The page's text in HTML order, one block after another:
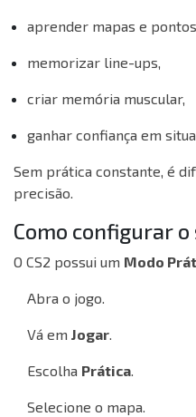
aprender mapas e
memorizar line-ups,
criar memória muscular,
ganhar confiança em
Sem prática constante, é
precisão.
Como configurar
O CS2 possui um Modo
Abra o jogo.
Vá em Jogar.
Escolha Prática.
Selecione o mapa.